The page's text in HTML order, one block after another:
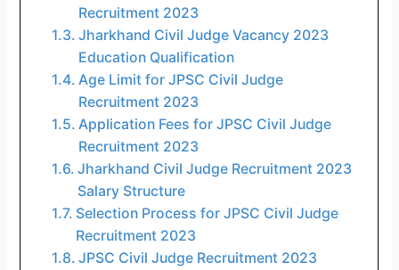
Recruitment 2023
Jharkhand Civil Judge Vacancy 2023
Education Qualification
Age Limit for JPSC Civil Judge
Recruitment 2023
Application Fees for JPSC Civil Judge
Recruitment 2023
Jharkhand Civil Judge Recruitment 2023
Salary Structure
Selection Process for JPSC Civil Judge
Recruitment 2023
JPSC Civil Judge Recruitment 2023